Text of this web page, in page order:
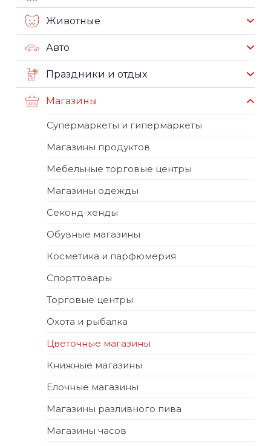
Животные
Авто
Праздники и отдых
Магазины
Супермаркеты и гипермаркеты
Магазины продуктов
Мебельные торговые центры
Магазины одежды
Секонд-хенды
Обувные магазины
Косметика и парфюмерия
Спорттовары
Торговые центры
Охота и рыбалка
Цветочные магазины
Книжные магазины
Елочные магазины
Магазины разливного пива
Магазины часов